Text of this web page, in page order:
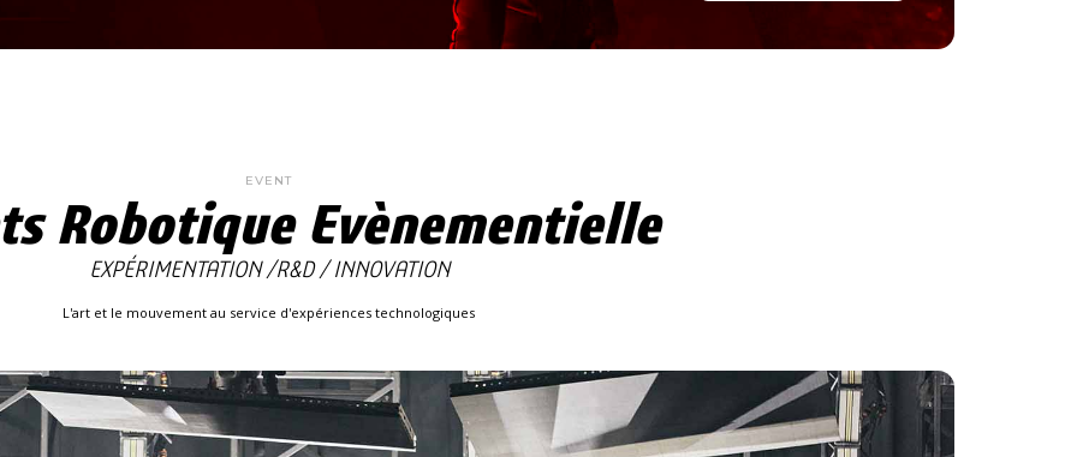
EVENT
Robotique Evènementielle
EXPÉRIMENTATION /R&D / INNOVATION
L'art et le mouvement au service d'expériences technologiques